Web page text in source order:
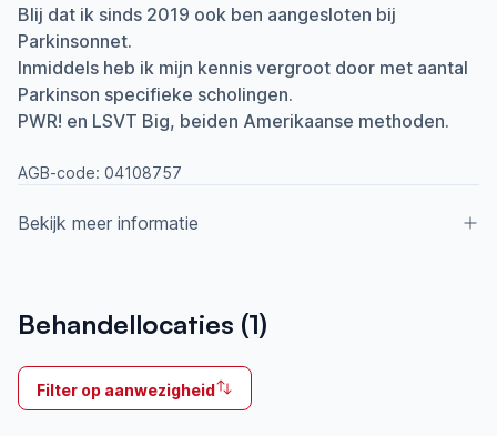
Blij dat ik sinds 2019 ook ben aangesloten bij
Parkinsonnet.
Inmiddels heb ik mijn kennis vergroot door met aantal
Parkinson specifieke scholingen.
PWR! en LSVT Big, beiden Amerikaanse methoden.
AGB-code: 04108757
Bekijk meer informatie
2019
Ik behandel
Op locatie & Thuis
Behandellocaties (1)
Filter op aanwezigheid